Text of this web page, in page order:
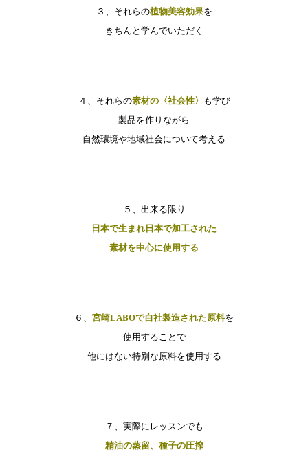
３、それらの植物美容効果を
きちんと学んでいただく
４、それらの素材の〈社会性〉 も学び
製品を作りながら
自然環境や地域社会について考える
５、出来る限り
日本で生まれ日本で加工された
素材を中心に使用する
６、 宮崎LABOで自社製造された原料を
使用することで
他にはない特別な原料を使用する
７、実際にレッスンでも
精油の蒸留、種子の圧搾